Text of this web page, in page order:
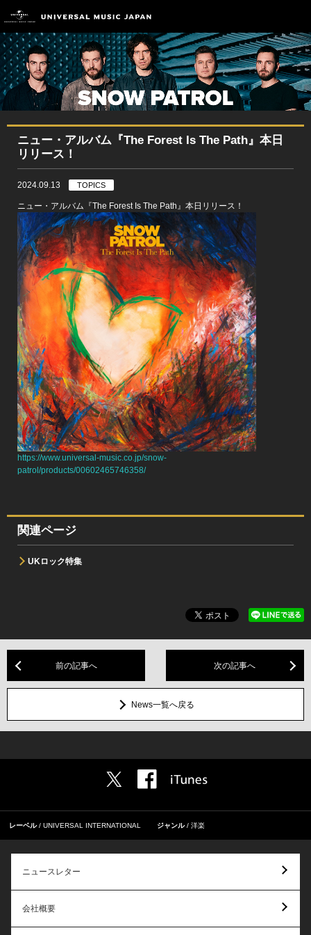
ニュー・アルバム『The Forest Is The Path』本日
リリース！
2024.09.13 TOPICS
ニュー・アルバム『The Forest Is The Path』本日リリース！
https://www.universal-music.co.jp/snow-
patrol/products/00602465746358/
関連ページ
UKロック特集
前の記事へ 次の記事へ
News一覧へ戻る
レーベル UNIVERSAL INTERNATIONAL ジャンル 洋楽
ニュースレター
会社概要